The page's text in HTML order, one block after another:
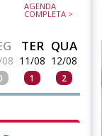
AGENDA
COMPLETA >
TER
11/08
1
QUA
12/08
2